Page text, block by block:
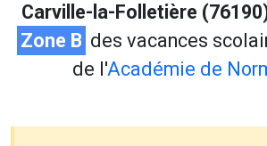
Carville-la-Folletière
Zone B des vacances
de l'Académie de